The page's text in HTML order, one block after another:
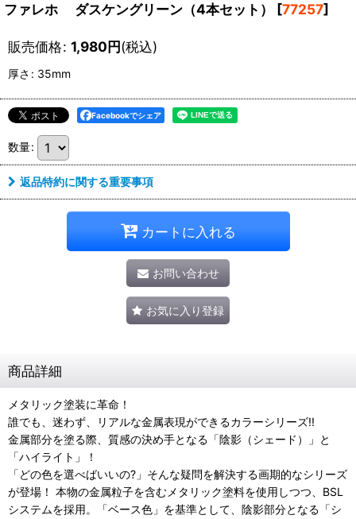
ファレホ ダスケングリーン（4本セット） [77257]
販売価格: 1,980円(税込)
厚さ : 35mm
Facebookでシェア
数量:
返品特約に関する重要事項
カートに入れる
お問い合わせ
お気に入り登録
商品詳細
メタリック塗装に革命！
誰でも、迷わず、リアルな金属表現ができるカラーシリーズ!!
金属部分を塗る際、質感の決め手となる「陰影（シェード）」と
「ハイライト」！
「どの色を選べばいいの?」そんな疑問を解決する画期的なシリーズ
が登場！ 本物の金属粒子を含むメタリック塗料を使用しつつ、BSL
システムを採用。「ベース色」を基準として、陰影部分となる「シ